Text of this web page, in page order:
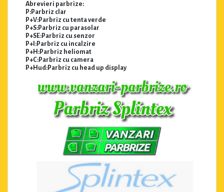
Abrevieri parbrize:
P:Parbriz clar
P+V:Parbriz cu tenta verde
P+S:Parbriz cu parasolar
P+SE:Parbriz cu senzor
P+I:Parbriz cu incalzire
P+H:Parbriz heliomat
P+C:Parbriz cu camera
P+Hud:Parbriz cu head up display